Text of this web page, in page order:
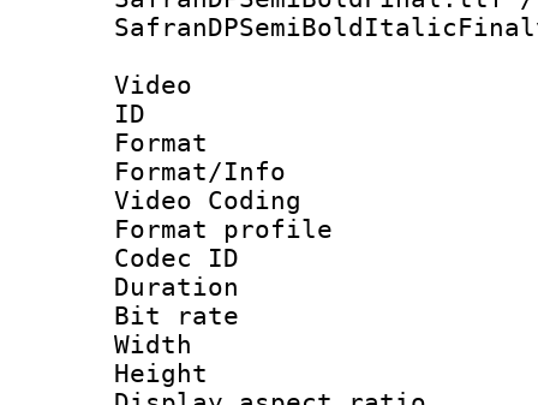
Video
ID
Format :
Format/Info
Video Coding
Format profile :
Codec ID :
Duration :
Bit rate :
Width : 1
Height : 1